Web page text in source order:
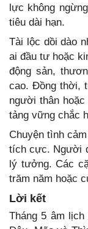
lực không
tiêu dài hạn.
Tài lộc dồi dào
ai đầu tư hoặc
động sản,
cao. Đồng thời,
người thân
tảng vững chắc
Chuyện tình
tích cực. Người
lý tưởng. Các
trăm năm hoặc
Lời kết
Tháng 5 âm